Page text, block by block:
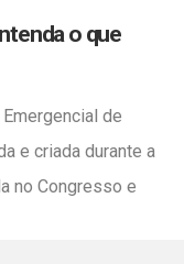
o que
de
e criada durante a
no Congresso e